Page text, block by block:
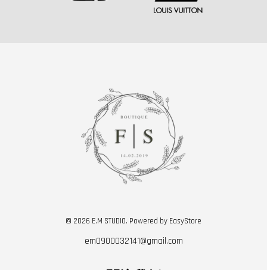
© 2026 E.M STUDIO. Powered by EasyStore
em0900032141@gmail.com